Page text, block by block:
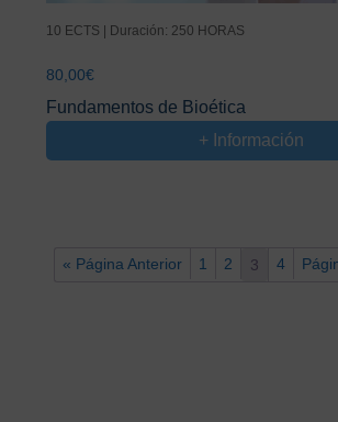
10 ECTS | Duración: 250 HORAS
80,00€
Fundamentos de Bioética
+ Información
« Página Anterior 1 2 3 4